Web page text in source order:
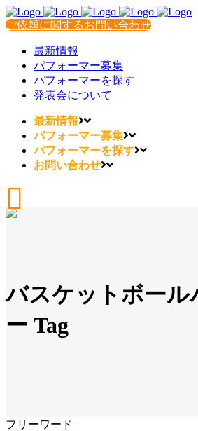
ご依頼に関するお問い合わせ
最新情報
パフォーマー募集
パフォーマーを探す
発表会について
最新情報
パフォーマー募集
パフォーマーを探す
お問い合わせ
バスケットボール
ー Tag
フリーワード